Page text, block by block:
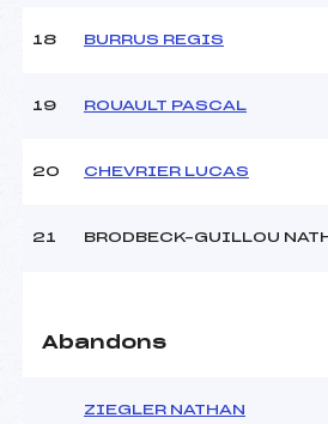
18 BURRUS REGIS
19 ROUAULT PASCAL
20 CHEVRIER LUCAS
21 BRODBECK–GUILLOU
Abandons
ZIEGLER NATHAN